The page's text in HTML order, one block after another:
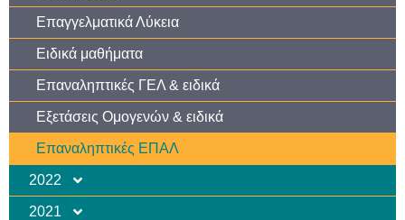
Επαγγελματικά Λύκεια
Ειδικά μαθήματα
Επαναληπτικές ΓΕΛ & ειδικά
Εξετάσεις Ομογενών & ειδικά
Επαναληπτικές ΕΠΑΛ
2022
2021